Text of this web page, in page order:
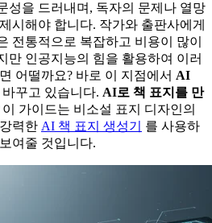
성을 드러내며, 독자의 문제나 열망
시해야 합니다. 작가와 출판사에게
전통적으로 복잡하고 비용이 많이
만 인공지능의 힘을 활용하여 이러
어떨까요? 바로 이 지점에서 AI
꾸고 있습니다. AI로 책 표지를 만
이 가이드는 비소설 표지 디자인의
력한 AI 책 표지 생성기
를 사용하
여줄 것입니다.